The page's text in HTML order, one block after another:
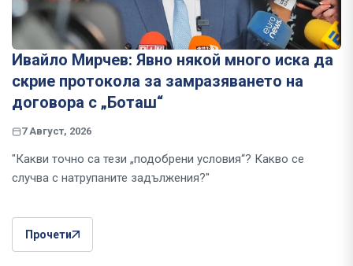
Ивайло Мирчев: Явно някой много иска да
скрие протокола за замразяването на
договора с „Боташ“
7 Август, 2026
"Какви точно са тези „подобрени условия“? Какво се
случва с натрупаните задължения?"
Прочети